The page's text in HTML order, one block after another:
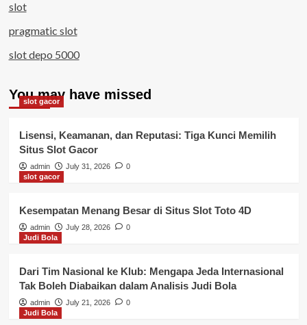
slot
pragmatic slot
slot depo 5000
You may have missed
slot gacor
Lisensi, Keamanan, dan Reputasi: Tiga Kunci Memilih
Situs Slot Gacor
admin July 31, 2026
0
slot gacor
Kesempatan Menang Besar di Situs Slot Toto 4D
admin July 28, 2026
0
Judi Bola
Dari Tim Nasional ke Klub: Mengapa Jeda Internasional
Tak Boleh Diabaikan dalam Analisis Judi Bola
admin July 21, 2026
0
Judi Bola